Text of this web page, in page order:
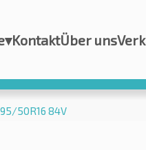
▾KontaktÜber uns
50R16 84V